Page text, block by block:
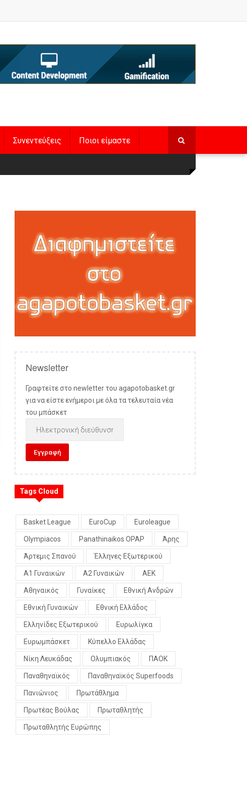
Συνεντεύξεις Ποιοι είμαστε
Newsletter
Γραφτείτε στο newletter του agapotobasket.gr
για να είστε ενήμεροι με όλα τα τελευταία νέα
του μπάσκετ
Tags Cloud
Basket League EuroCup Euroleague
Olympiacos Panathinaikos OPAP Άρης
Άρτεμις Σπανού Έλληνες Εξωτερικού
Α1 Γυναικών Α2 Γυναικών ΑΕΚ
Αθηναικός Γυναίκες Εθνική Ανδρών
Εθνική Γυναικών Εθνική Ελλάδος
Ελληνίδες Εξωτερικού Ευρωλίγκα
Ευρωμπάσκετ Κύπελλο Ελλάδας
Νίκη Λευκάδας Ολυμπιακός ΠΑΟΚ
Παναθηναϊκός Παναθηναϊκός Superfoods
Πανιώνιος Πρωτάθλημα
Πρωτέας Βούλας Πρωταθλητής
Πρωταθλητής Ευρώπης